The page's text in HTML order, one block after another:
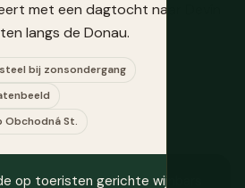
met een dagtocht naar Devín
langs de Donau.
bij zonsondergang
Obchodná St.
op toeristen gerichte wijnbars